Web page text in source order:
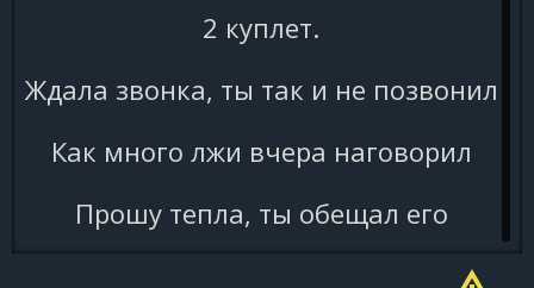
2 куплет.
Ждала звонка, ты так и не позвонил
Как много лжи вчера наговорил
Прошу тепла, ты обещал его